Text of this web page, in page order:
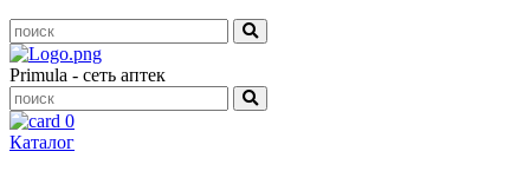
Primula - сеть аптек
0
Каталог